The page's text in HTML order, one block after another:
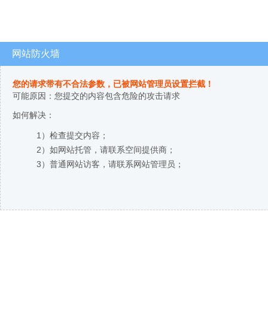
网站防火墙
您的请求带有不合法参数，已被网站管理员设置拦截！
可能原因：您提交的内容包含危险的攻击请求
如何解决：
1）检查提交内容；
2）如网站托管，请联系空间提供商；
3）普通网站访客，请联系网站管理员；